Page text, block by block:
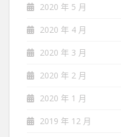
2020 年 5 月
2020 年 4 月
2020 年 3 月
2020 年 2 月
2020 年 1 月
2019 年 12 月